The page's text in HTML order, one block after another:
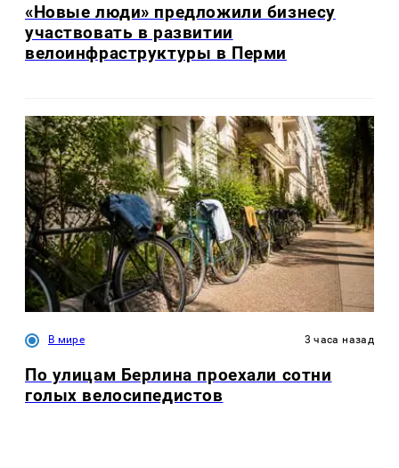
«Новые люди» предложили бизнесу
участвовать в развитии
велоинфраструктуры в Перми
В мире 3 часа назад
По улицам Берлина проехали сотни
голых велосипедистов